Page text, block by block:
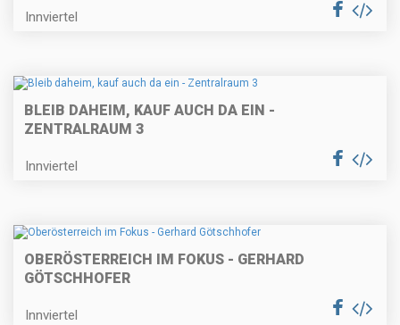
Innviertel
BLEIB DAHEIM, KAUF AUCH DA EIN -
ZENTRALRAUM 3
Innviertel
OBERÖSTERREICH IM FOKUS - GERHARD
GÖTSCHHOFER
Innviertel